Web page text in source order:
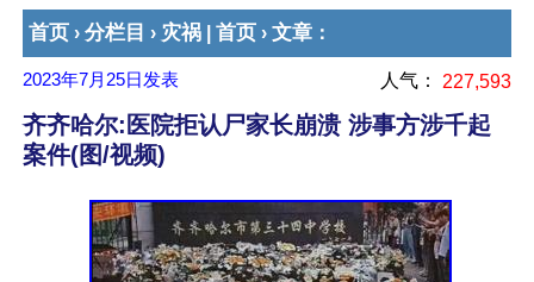
首页 › 分栏目 › 灾祸 首页 › 文章 ：
2023年7月25日 发表 人气： 227,593
齐齐哈尔:医院拒认尸家长崩溃 涉事方涉千起
案件(图/视频)